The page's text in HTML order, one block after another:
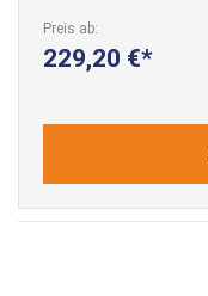
Preis ab
229,20 €